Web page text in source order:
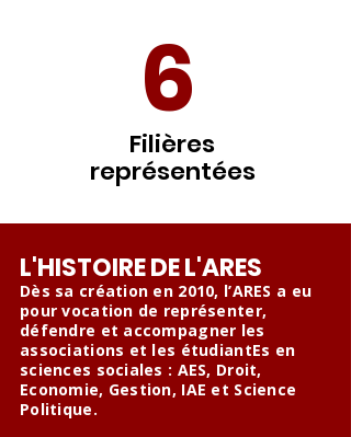
6
Filières
représentées
L'HISTOIRE DE L'ARES
Dès sa création en 2010, l’ARES a eu
pour vocation de représenter,
défendre et accompagner les
associations et les étudiantEs en
sciences sociales : AES, Droit,
Economie, Gestion, IAE et Science
Politique.